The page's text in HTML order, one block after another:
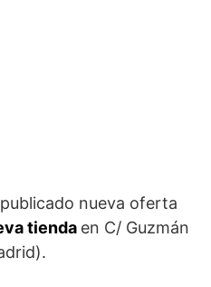
nueva oferta
tienda en C/ Guzmán